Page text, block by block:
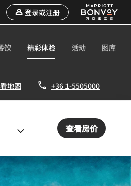
登录或注册
饮 精彩体验 活动 图库
地图 +36 1-5505000
查看房价